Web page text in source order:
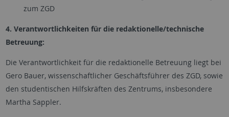
zum ZGD
4. Verantwortlichkeiten für die redaktionelle/technische
Betreuung:
Die Verantwortlichkeit für die redaktionelle Betreuung liegt bei
Gero Bauer, wissenschaftlicher Geschäftsführer des ZGD, sowie
den studentischen Hilfskräften des Zentrums, insbesondere
Martha Sappler.